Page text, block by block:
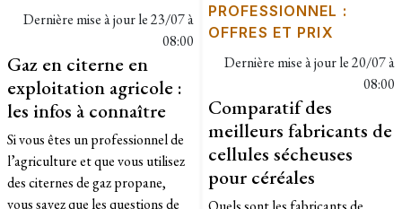
Dernière mise à jour le23/07 à
08:00
Gaz en citerne en
exploitation agricole :
les infos à connaître
Si vous êtes un professionnel de
l’agriculture et que vous utilisez
des citernes de gaz propane,
vous savez que les questions de
PROFESSIONNEL :
OFFRES ET PRIX
Dernière mise à jour le20/07 à
08:00
Comparatif des
meilleurs fabricants de
cellules sécheuses
pour céréales